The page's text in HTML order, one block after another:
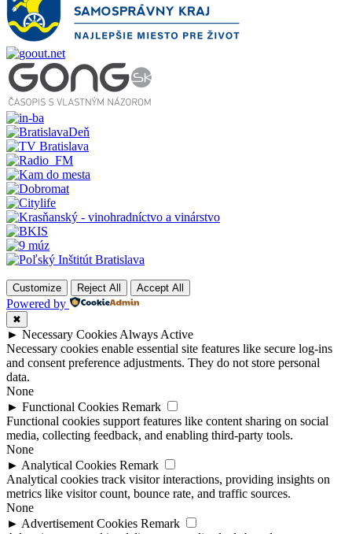
Customize Reject All Accept All
Powered by
✖
► Necessary Cookies Always Active
Necessary cookies enable essential site features like secure log-ins
and consent preference adjustments. They do not store personal
data.
None
► Functional Cookies Remark
Functional cookies support features like content sharing on social
media, collecting feedback, and enabling third-party tools.
None
► Analytical Cookies Remark
Analytical cookies track visitor interactions, providing insights on
metrics like visitor count, bounce rate, and traffic sources.
None
► Advertisement Cookies Remark